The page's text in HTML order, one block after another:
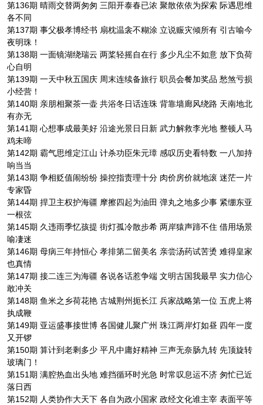
第136期 晴雨交替两匆匆 三阳开泰春已浓 聚散依依为探索 际遇思维
各不同
第137期 事父极孝博经书 扇枕温衾不糊涂 立说赈灾倾所有 引古喻今
夜明珠！
第138期 一面镜湖绕瑞云 两桨轻摇自在行 多少凡尘不如意 放下负荷
心自明
第139期 一天中秋五国庆 周末连续备旅行 职员会餐加奖品 愁煞亏损
小经营！
第140期 亲朋相聚茶一壶 共浴冬日话连珠 背靠墙廊风绕路 天南地北
有亦无
第141期 心想事成最美好 沿途光景日日新 武力解救李光地 整顿人马
鸡未啼
第142期 霸气思维定江山 计杀功臣朱元璋 感叹历史看特数 一八加持
响当当
第143期 争相贬值闹纷纷 操控指责理十分 肉价房价就地滚 迷茫一片
专家昏
第144期 捍卫主权护海疆 摩擦四起为油田 弹丸之地多少事 紧绷东亚
一根弦
第145期 久违雨季忆孩提 街灯孤冷散步希 两岸猿声蹄不住 借用场景
喻凄迷
第146期 母病三年持恒心 孝排第二留美名 亲尝汤药试苦烫 难得皇家
也真情
第147期 接二连三为海疆 各说各话惹争端 文明古国我最早 实力信心
敢冲关
第148期 鱼米之乡荷花艳 古城荆州扼长江 兵家战略第一位 五虎上将
执成鞭
第149期 亚运盛事接世博 各国健儿聚广州 珠江两岸灯如昼 四年一度
又开锣
第150期 算计到老剩多少 平凡中庸好精神 三声无奈肠九转 先顶旋转
玻璃门！
第151期 满腔热血出头地 难挡循环时光急 时常叹息运不济 匆忙已近
落日西
第152期 人类协作大天下 各自为政小国家 政经文化谁主宰 表面平等